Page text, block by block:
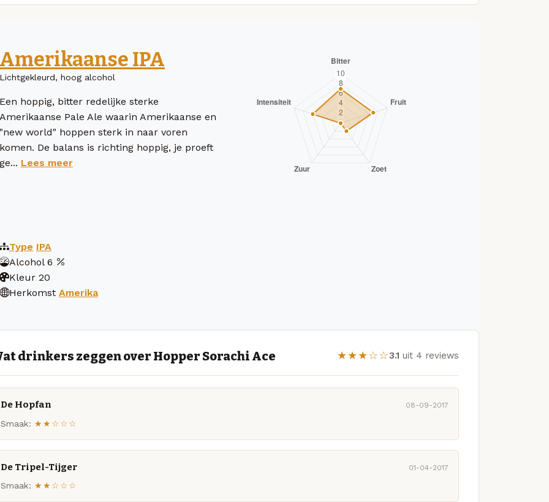
Amerikaanse IPA
Lichtgekleurd, hoog alcohol
Een hoppig, bitter redelijke sterke
Amerikaanse Pale Ale waarin Amerikaanse en
"new world" hoppen sterk in naar voren
komen. De balans is richting hoppig, je proeft
ge... Lees meer
Type IPA
Alcohol 6
Kleur 20
Herkomst Amerika
drinkers zeggen over Hopper Sorachi Ace ★★★☆☆3.1 uit 4 reviews
De Hopfan 08-09-2017
Smaak: ★★☆☆☆
De Tripel-Tijger 01-04-2017
Smaak: ★★☆☆☆